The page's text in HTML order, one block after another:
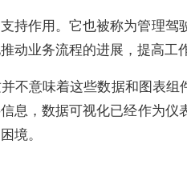
作用。它也被称为管理
业务流程的进展，提高工
意味着这些数据和图表
，数据可视化已经作为
境。